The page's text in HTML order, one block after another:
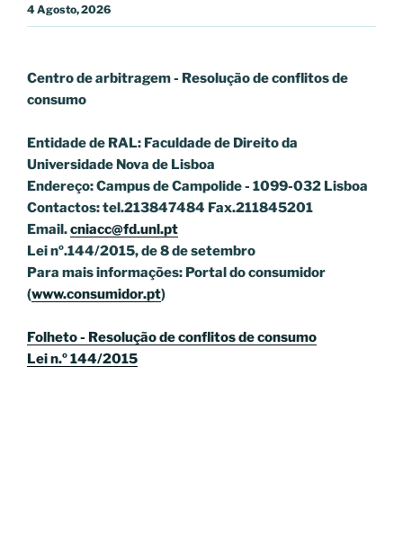
4 Agosto, 2026
Centro de arbitragem - Resolução de conflitosde
consumo
Entidade de RAL: Faculdade de Direito da
Universidade Nova de Lisboa
Endereço: Campus de Campolide - 1099-032 Lisboa
Contactos: tel.213847484 Fax.211845201
Email.cniacc@fd.unl.pt
Lei nº.144/2015, de 8 de setembro
Para mais informações: Portal do consumidor
(www.consumidor.pt)
Folheto - Resolução de conflitos de consumo
Lei n.º 144/2015